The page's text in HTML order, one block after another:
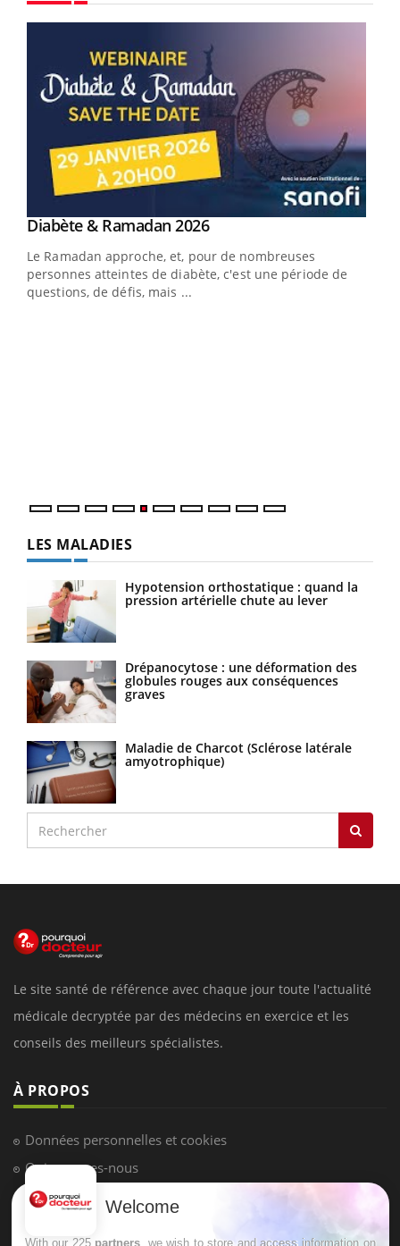
Youtube
Diabète & Ramadan 2026Youtube
Le Ramadan approche, et, pour de nombreuses
personnes atteintes de diabète, c'est une période de
questions, de défis, mais ...
LES MALADIES
Hypotension orthostatique : quand la
pression artérielle chute au lever
Drépanocytose : une déformation des
globules rouges aux conséquences
graves
Maladie de Charcot (Sclérose latérale
amyotrophique)
Le site santé de référence avec chaque jour toute l'actualité
médicale decryptée par des médecins en exercice et les
conseils des meilleurs spécialistes.
À PROPOS
Données personnelles et cookies
Qui sommes-nous
Conditions d'utilisation
Welcome
With our 225 partners , we wish to store and access information on